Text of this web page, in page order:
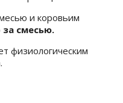
и коровьим
за смесью.
физиологическим